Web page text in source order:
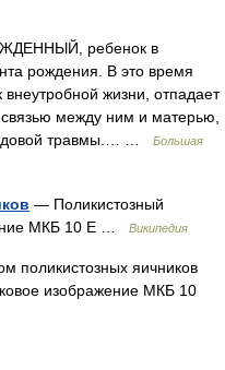
ребенок в
рождения. В это время
внеутробной жизни, отпадает
между ним и матерью,
травмы.… …
Большая
— Поликистозный
МКБ 10 E …
Википедия
поликистозных яичников
изображение МКБ 10